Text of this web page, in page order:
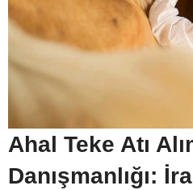
Ahal Teke Atı
Danışmanlığı: